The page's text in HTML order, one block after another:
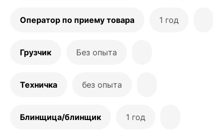
Оператор по приему товара 1 год
Грузчик Без опыта
Техничка без опыта
Блинщица/блинщик 1 год